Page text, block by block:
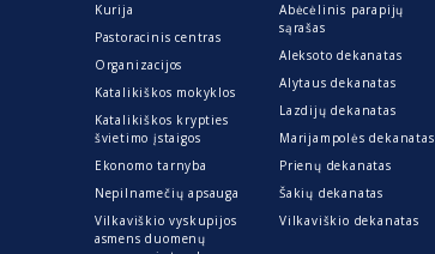
Kurija
Pastoracinis centras
Organizacijos
Katalikiškos mokyklos
Katalikiškos krypties
švietimo įstaigos
Ekonomo tarnyba
Nepilnamečių apsauga
Vilkaviškio vyskupijos
asmens duomenų
Abėcėlinis parapijų
sąrašas
Aleksoto dekanatas
Alytaus dekanatas
Lazdijų dekanatas
Marijampolės dekanatas
Prienų dekanatas
Šakių dekanatas
Vilkaviškio dekanatas